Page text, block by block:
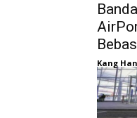
Kang